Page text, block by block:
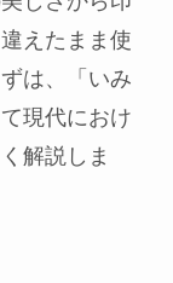
えたまま使
は、「いみ
現代におけ
解説しま